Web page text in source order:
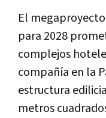
El
para 2028
complejos
compañía en la
estructura
metros